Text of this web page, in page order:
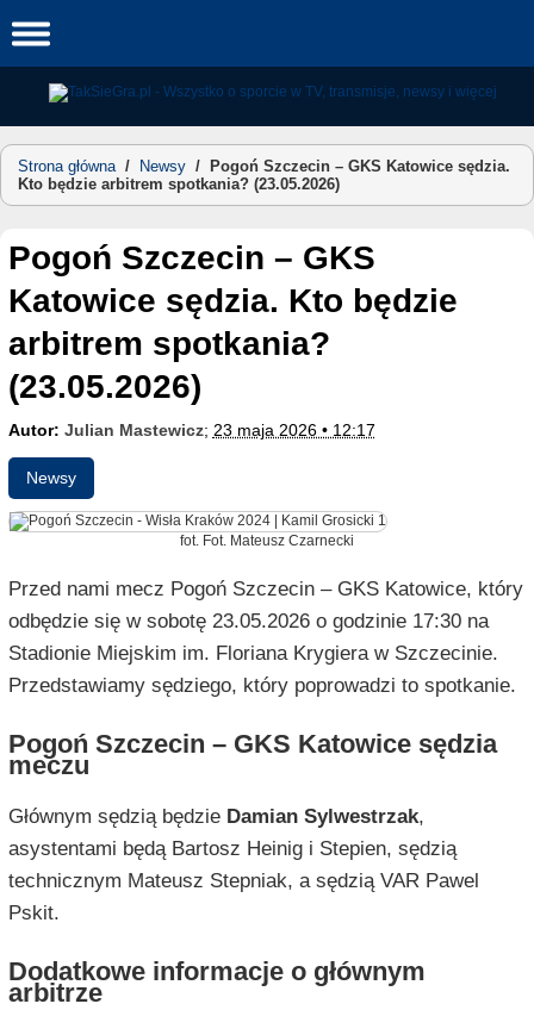
to
Strona główna/ Newsy /
Pogoń Szczecin – GKS Katowice sędzia.
Kto będzie arbitrem spotkania? (23.05.2026)
Pogoń Szczecin – GKS
Katowice sędzia. Kto będzie
arbitrem spotkania?
(23.05.2026)
Autor: Julian Mastewicz; 23 maja 2026 • 12:17
Newsy
fot. Fot. Mateusz Czarnecki
Przed nami mecz Pogoń Szczecin – GKS Katowice, który
odbędzie się w sobotę 23.05.2026 o godzinie 17:30 na
Stadionie Miejskim im. Floriana Krygiera w Szczecinie.
Przedstawiamy sędziego, który poprowadzi to spotkanie.
Pogoń Szczecin – GKS Katowice sędzia
meczu
Głównym sędzią będzie Damian Sylwestrzak,
asystentami będą Bartosz Heinig i Stepien, sędzią
technicznym Mateusz Stepniak, a sędzią VAR Pawel
Pskit.
Dodatkowe informacje o głównym
arbitrze